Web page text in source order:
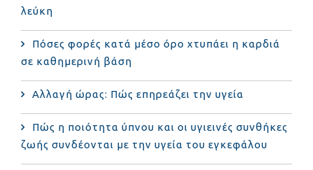
λεύκη
Πόσες φορές κατά μέσο όρο χτυπάει η καρδιά
σε καθημερινή βάση
Αλλαγή ώρας: Πώς επηρεάζει την υγεία
Πώς η ποιότητα ύπνου και οι υγιεινές συνθήκες
ζωής συνδέονται με την υγεία του εγκεφάλου